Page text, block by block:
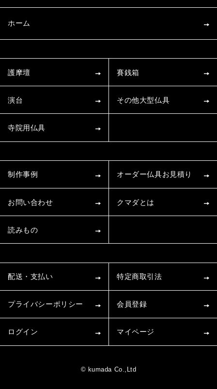
ホーム
護摩壇 賽銭箱
演台 その他大型仏具
寺院用仏具
制作事例 オーダー仏具お見積り
お問い合わせ クマダとは
読みもの
配送・支払い 特定商取引法
プライバシーポリシー 会員登録
ログイン マイページ
© kumada Co.,Ltd